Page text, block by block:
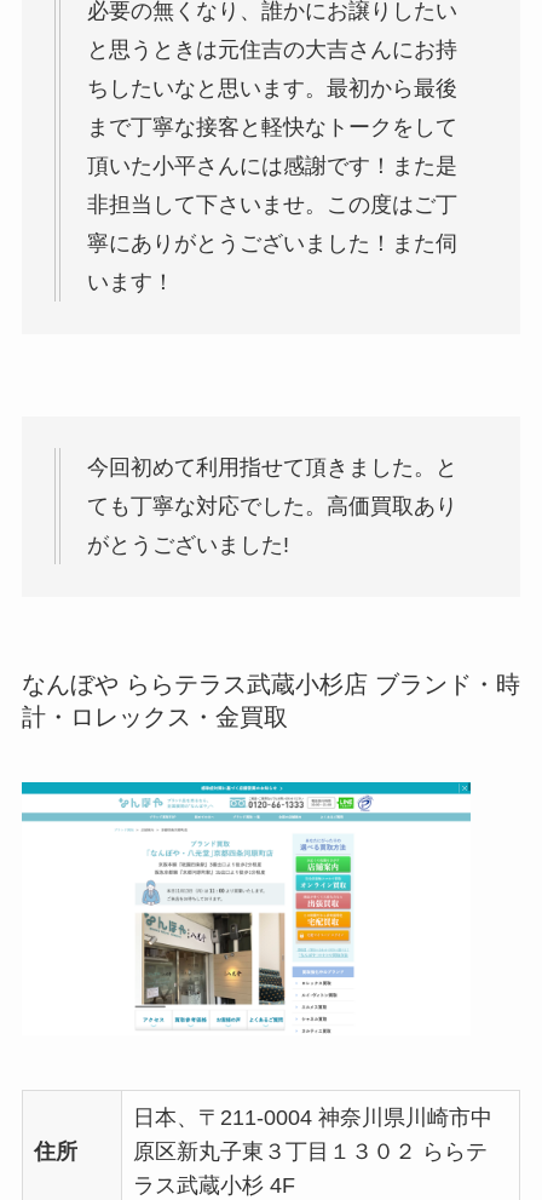
必要の無くなり、誰かにお譲りしたい
と思うときは元住吉の大吉さんにお持
ちしたいなと思います。最初から最後
まで丁寧な接客と軽快なトークをして
頂いた小平さんには感謝です！また是
非担当して下さいませ。この度はご丁
寧にありがとうございました！また伺
います！
今回初めて利用指せて頂きました。と
ても丁寧な対応でした。高価買取あり
がとうございました!
なんぼや ららテラス武蔵小杉店 ブランド・時
計・ロレックス・金買取
住所
日本、〒211-0004 神奈川県川崎市中
原区新丸子東３丁目１３０２ ららテ
ラス武蔵小杉 4F